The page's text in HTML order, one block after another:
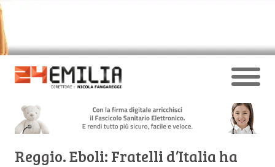
Reggio. Eboli: Fratelli d’Italia ha